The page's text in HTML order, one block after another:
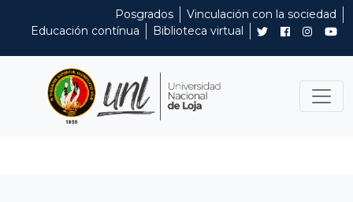
Posgrados
Vinculación con la sociedad
Educación contínua
Biblioteca virtual